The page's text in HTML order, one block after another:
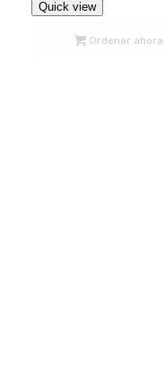
Quick view
Ordenar ahora